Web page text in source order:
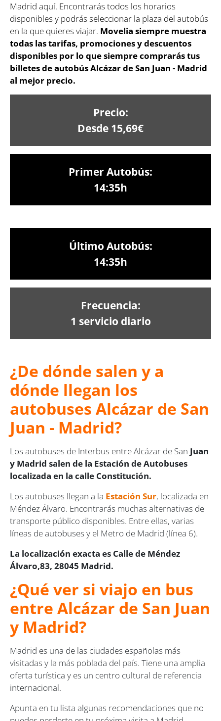
Madrid aquí. Encontrarás todos los horarios
disponibles y podrás seleccionar la plaza del autobús
en la que quieres viajar. Movelia siempre muestra
todas las tarifas, promociones y descuentos
disponibles por lo que siempre comprarás tus
billetes de autobús Alcázar de San Juan - Madrid
al mejor precio.
Precio:
Desde 15,69€
Primer Autobús:
14:35h
Último Autobús:
14:35h
Frecuencia:
1 servicio diario
¿De dónde salen y a
dónde llegan los
autobuses Alcázar de San
Juan - Madrid?
Los autobuses de Interbus entre Alcázar de San Juan
y Madrid salen de la Estación de Autobuses
localizada en la calle Constitución.
Los autobuses llegan a la Estación Sur, localizada en
Méndez Álvaro. Encontrarás muchas alternativas de
transporte público disponibles. Entre ellas, varias
líneas de autobuses y el Metro de Madrid (línea 6).
La localización exacta es Calle de Méndez
Álvaro,83, 28045 Madrid.
¿Qué ver si viajo en bus
entre Alcázar de San Juan
y Madrid?
Madrid es una de las ciudades españolas más
visitadas y la más poblada del país. Tiene una amplia
oferta turística y es un centro cultural de referencia
internacional.
Apunta en tu lista algunas recomendaciones que no